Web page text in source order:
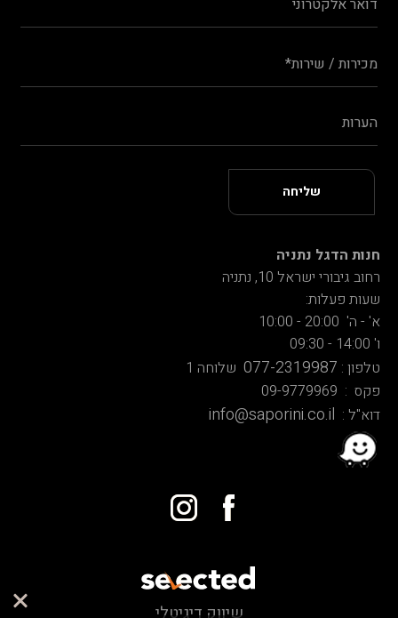
חנות הדגל נתניה
רחוב גיבורי ישראל 10, נתניה
שעות פעלות:
א' - ה' 20:00 - 10:00
ו' 14:00 - 09:30
טלפון : 077-2319987 שלוחה 1
פקס : 09-9779969
דוא"ל : info@saporini.co.il
שיווק דיגיטלי